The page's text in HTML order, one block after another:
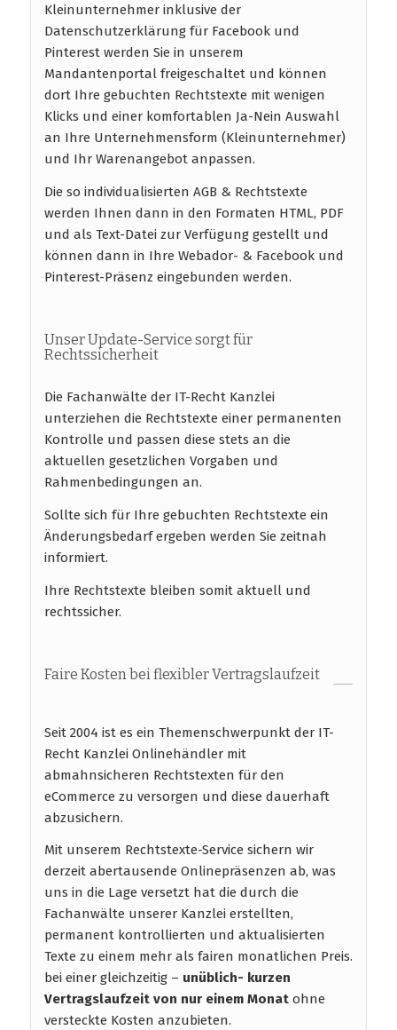
Kleinunternehmer inklusive der
Datenschutzerklärung für Facebook und
Pinterest werden Sie in unserem
Mandantenportal freigeschaltet und können
dort Ihre gebuchten Rechtstexte mit wenigen
Klicks und einer komfortablen Ja-Nein Auswahl
an Ihre Unternehmensform (Kleinunternehmer)
und Ihr Warenangebot anpassen.
Die so individualisierten AGB & Rechtstexte
werden Ihnen dann in den Formaten HTML, PDF
und als Text-Datei zur Verfügung gestellt und
können dann in Ihre Webador- & Facebook und
Pinterest-Präsenz eingebunden werden.
Unser Update-Service sorgt für
Rechtssicherheit
Die Fachanwälte der IT-Recht Kanzlei
unterziehen die Rechtstexte einer permanenten
Kontrolle und passen diese stets an die
aktuellen gesetzlichen Vorgaben und
Rahmenbedingungen an.
Sollte sich für Ihre gebuchten Rechtstexte ein
Änderungsbedarf ergeben werden Sie zeitnah
informiert.
Ihre Rechtstexte bleiben somit aktuell und
rechtssicher.
Faire Kosten bei flexibler Vertragslaufzeit
Seit 2004 ist es ein Themenschwerpunkt der IT-
Recht Kanzlei Onlinehändler mit
abmahnsicheren Rechtstexten für den
eCommerce zu versorgen und diese dauerhaft
abzusichern.
Mit unserem Rechtstexte-Service sichern wir
derzeit abertausende Onlinepräsenzen ab, was
uns in die Lage versetzt hat die durch die
Fachanwälte unserer Kanzlei erstellten,
permanent kontrollierten und aktualisierten
Texte zu einem mehr als fairen monatlichen Preis.
bei einer gleichzeitig – unüblich- kurzen
Vertragslaufzeit von nur einem Monat ohne
versteckte Kosten anzubieten.